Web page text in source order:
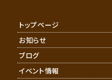
トップページ
お知らせ
ブログ
イベント情報